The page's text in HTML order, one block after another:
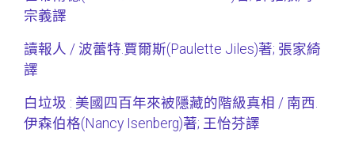
宗義譯
讀報人 / 波蕾特.賈爾斯(Paulette Jiles)著; 張家綺
譯
白垃圾 : 美國四百年來被隱藏的階級真相 / 南西.
伊森伯格(Nancy Isenberg)著; 王怡芬譯